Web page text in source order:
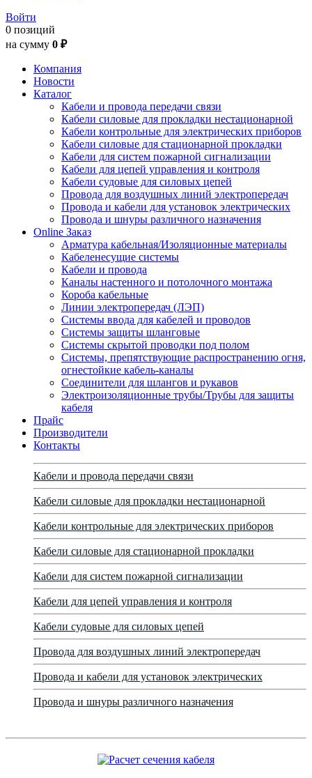
Войти
0 позиций
на сумму 0 ₽
Компания
Новости
Каталог
Кабели и провода передачи связи
Кабели силовые для прокладки нестационарной
Кабели контрольные для электрических приборов
Кабели силовые для стационарной прокладки
Кабели для систем пожарной сигнализации
Кабели для цепей управления и контроля
Кабели судовые для силовых цепей
Провода для воздушных линий электропередач
Провода и кабели для установок электрических
Провода и шнуры различного назначения
Online Заказ
Арматура кабельная/Изоляционные материалы
Кабеленесущие системы
Кабели и провода
Каналы настенного и потолочного монтажа
Короба кабельные
Линии электропередач (ЛЭП)
Системы ввода для кабелей и проводов
Системы защиты шланговые
Системы скрытой проводки под полом
Системы, препятствующие распространению огня,
огнестойкие кабель-каналы
Соединители для шлангов и рукавов
Электроизоляционные трубы/Трубы для защиты
кабеля
Прайс
Производители
Контакты
Кабели и провода передачи связи
Кабели силовые для прокладки нестационарной
Кабели контрольные для электрических приборов
Кабели силовые для стационарной прокладки
Кабели для систем пожарной сигнализации
Кабели для цепей управления и контроля
Кабели судовые для силовых цепей
Провода для воздушных линий электропередач
Провода и кабели для установок электрических
Провода и шнуры различного назначения